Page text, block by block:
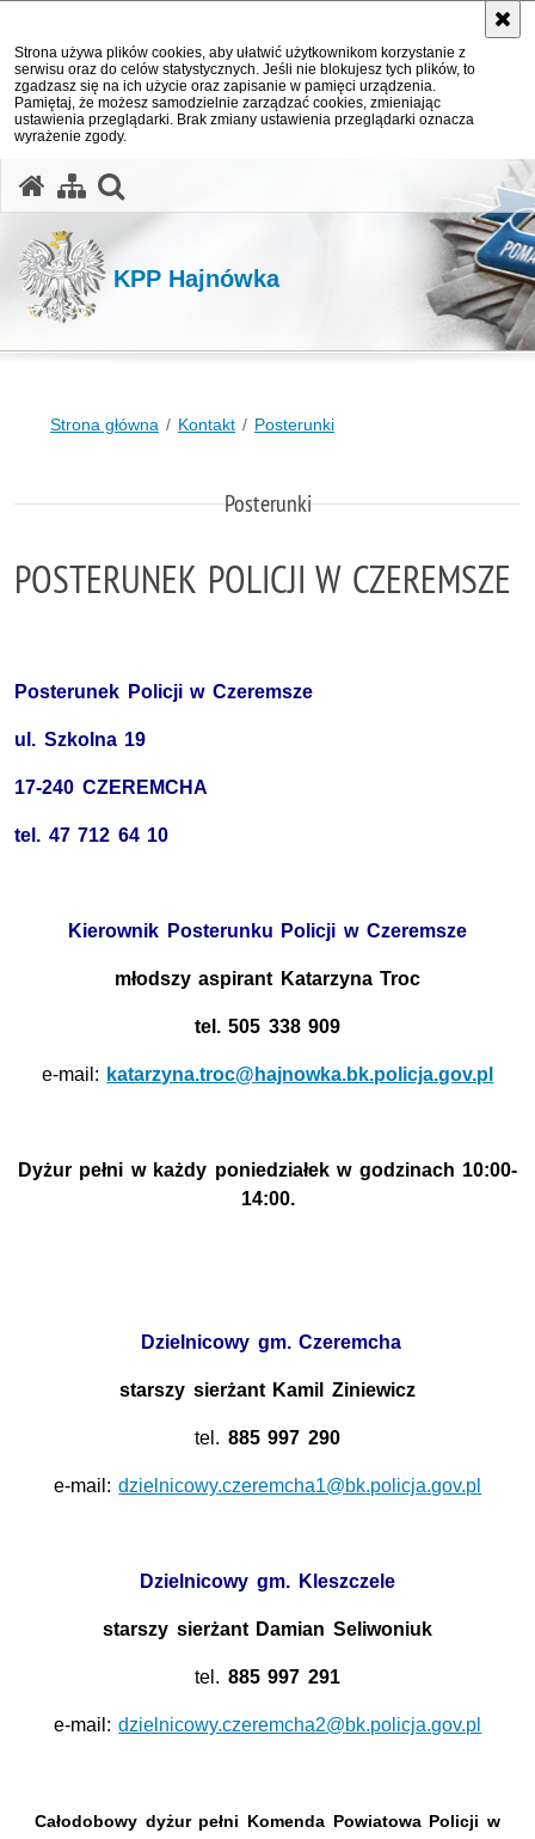
Strona używa plików cookies, aby ułatwić użytkownikom korzystanie z
serwisu oraz do celów statystycznych. Jeśli nie blokujesz tych plików, to
zgadzasz się na ich użycie oraz zapisanie w pamięci urządzenia.
Pamiętaj, że możesz samodzielnie zarządzać cookies, zmieniając
ustawienia przeglądarki. Brak zmiany ustawienia przeglądarki oznacza
wyrażenie zgody.
KPP Hajnówka
Strona główna Kontakt Posterunki
Posterunki
POSTERUNEK POLICJI W CZEREMSZE
Posterunek Policji w Czeremsze
ul. Szkolna 19
17-240 CZEREMCHA
tel. 47 712 64 10
Kierownik Posterunku Policji w Czeremsze
młodszy aspirant Katarzyna Troc
tel. 505 338 909
e-mail: katarzyna.troc@hajnowka.bk.policja.gov.pl
Dyżur pełni w każdy poniedziałek w godzinach 10:00-
14:00.
Dzielnicowy gm. Czeremcha
starszy sierżant Kamil Ziniewicz
tel. 885 997 290
e-mail:dzielnicowy.czeremcha1@bk.policja.gov.pl
Dzielnicowy gm. Kleszczele
starszy sierżant Damian Seliwoniuk
tel. 885 997 291
e-mail:dzielnicowy.czeremcha2@bk.policja.gov.pl
Całodobowy dyżur pełni Komenda Powiatowa Policji w